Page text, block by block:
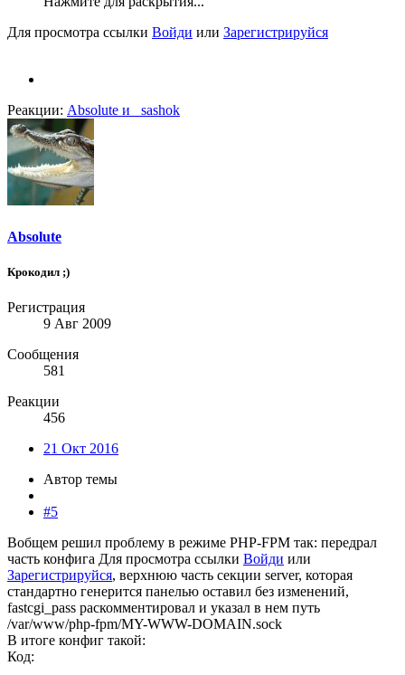
Для просмотра ссылки Войди или Зарегистрируйся
Реакции: Absolute и _sashok
Absolute
Крокодил ;)
Регистрация
9 Авг 2009
Сообщения
581
Реакции
456
21 Окт 2016
Автор темы
#5
Вобщем решил проблему в режиме PHP-FPM так: передрал
часть конфига Для просмотра ссылки Войди или
Зарегистрируйся, верхнюю часть секции server, которая
стандартно генерится панелью оставил без изменений,
fastcgi_pass раскомментировал и указал в нем путь
/var/www/php-fpm/MY-WWW-DOMAIN.sock
В итоге конфиг такой:
Код: